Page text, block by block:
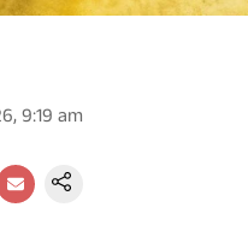
9:19 am